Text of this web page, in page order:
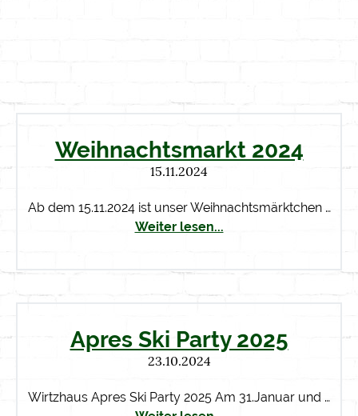
Weihnachtsmarkt 2024
15.11.2024
Ab dem 15.11.2024 ist unser Weihnachtsmärktchen …
Weiter lesen...
Apres Ski Party 2025
23.10.2024
Wirtzhaus Apres Ski Party 2025 Am 31.Januar und …